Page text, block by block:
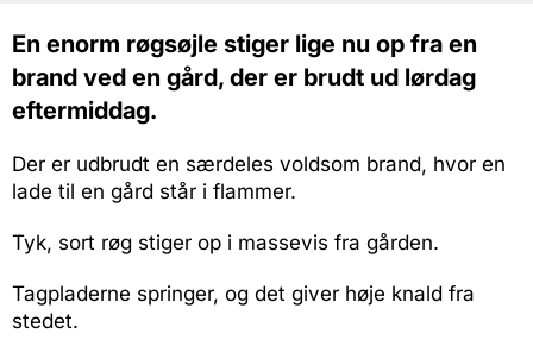
En enorm røgsøjle stiger lige nu op fra en
brand ved en gård, der er brudt ud lørdag
eftermiddag.
Der er udbrudt en særdeles voldsom brand, hvor en
lade til en gård står i flammer.
Tyk, sort røg stiger op i massevis fra gården.
Tagpladerne springer, og det giver høje knald fra
stedet.